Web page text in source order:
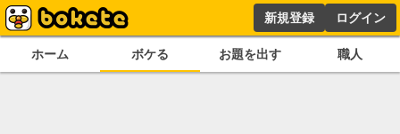
新規登録 ログイン
ホーム ボケる お題を出す 職人